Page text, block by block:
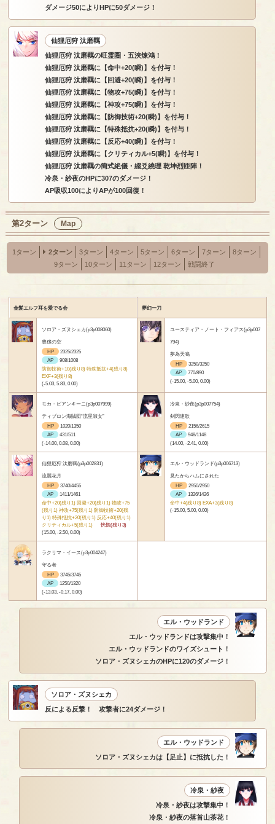
ダメージ50によりHPに50ダメージ！
仙狸厄狩 汰磨羈
仙狸厄狩 汰磨羈の旺霊圏・五浹煉鴻！
仙狸厄狩 汰磨羈に【命中+20(瞬)】を付与！
仙狸厄狩 汰磨羈に【回避+20(瞬)】を付与！
仙狸厄狩 汰磨羈に【物攻+75(瞬)】を付与！
仙狸厄狩 汰磨羈に【神攻+75(瞬)】を付与！
仙狸厄狩 汰磨羈に【防御技術+20(瞬)】を付与！
仙狸厄狩 汰磨羈に【特殊抵抗+20(瞬)】を付与！
仙狸厄狩 汰磨羈に【反応+40(瞬)】を付与！
仙狸厄狩 汰磨羈に【クリティカル+5(瞬)】を付与！
仙狸厄狩 汰磨羈の簡式絶儀・綴爻繞理 乾坤烈匝陣！
冷泉・紗夜のHPに307のダメージ！
AP吸収100によりAPが100回復！
第2ターン Map
1ターン 2ターン 3ターン 4ターン 5ターン 6ターン 7ターン
8ターン
9ターン
10ターン 11ターン 12ターン 戦闘終了
金髪エルフ耳を愛でる会 夢幻一刀
ソロア・ズヌシェカ(p3p008060)
豊穣の空
HP
2325/2325
AP
908/1008
防御技術+10(残り8) 特殊抵抗+4(残り8)
EXF+3(残り8)
(-5.03, 5.83, 0.00)
ユースティア・ノート・フィアス(p3p007
794)
夢為天鳴
HP
3250/3250
AP
770/890
(-15.00, -5.00, 0.00)
モカ・ビアンキーニ(p3p007999)
ティブロン海賊団“流星淑女”
HP
1020/1350
AP
431/511
(-14.00, 0.08, 0.00)
冷泉・紗夜(p3p007754)
剣閃連歌
HP
2156/2615
AP
948/1148
(14.00, -2.41, 0.00)
仙狸厄狩 汰磨羈(p3p002831)
流麗花月
HP
3740/4455
AP
1411/1461
命中+20(残り1) 回避+20(残り1) 物攻+75
(残り1) 神攻+75(残り1) 防御技術+20(残
り1) 特殊抵抗+20(残り1) 反応+40(残り1)
クリティカル+5(残り1)
恍惚(残り3)
(15.00, -2.50, 0.00)
エル・ウッドランド(p3p006713)
見たからハムにされた
HP
2950/2950
AP
1326/1426
命中+4(残り8) EXA+3(残り8)
(-15.00, 5.00, 0.00)
ラクリマ・イース(p3p004247)
守る者
HP
3745/3745
AP
1250/1320
(-13.03, -0.17, 0.00)
エル・ウッドランド
エル・ウッドランドは攻撃集中！
エル・ウッドランドのワイズシュート！
ソロア・ズヌシェカのHPに120のダメージ！
ソロア・ズヌシェカ
反による反撃！ 攻撃者に24ダメージ！
エル・ウッドランド
ソロア・ズヌシェカは【足止】に抵抗した！
冷泉・紗夜
冷泉・紗夜は攻撃集中！
冷泉・紗夜の落首山茶花！